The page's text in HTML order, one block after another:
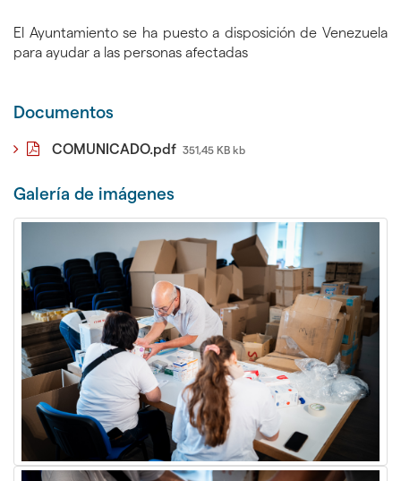
El Ayuntamiento se ha puesto a disposición de Venezuela
para ayudar a las personas afectadas
Documentos
COMUNICADO.pdf 351,45 KB kb
Galerí­a de imágenes